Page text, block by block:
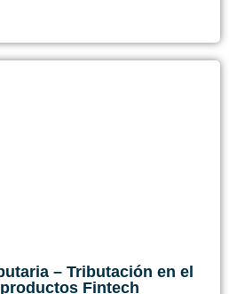
– Tributación en el
Fintech